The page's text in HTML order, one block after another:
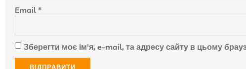
Email *
Зберегти моє ім'я, e-mail, та адресу сайту в цьому